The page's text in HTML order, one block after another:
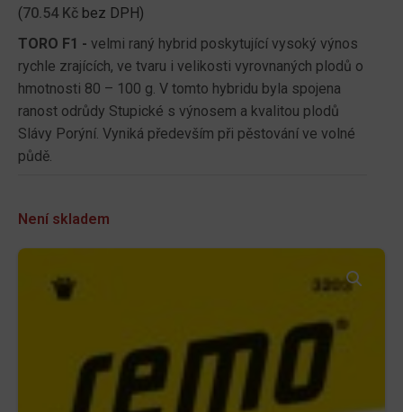
(70.54 Kč bez DPH)
TORO F1 - velmi raný hybrid poskytující vysoký výnos
rychle zrajících, ve tvaru i velikosti vyrovnaných plodů o
hmotnosti 80 – 100 g. V tomto hybridu byla spojena
ranost odrůdy Stupické s výnosem a kvalitou plodů
Slávy Porýní. Vyniká především při pěstování ve volné
půdě.
Není skladem